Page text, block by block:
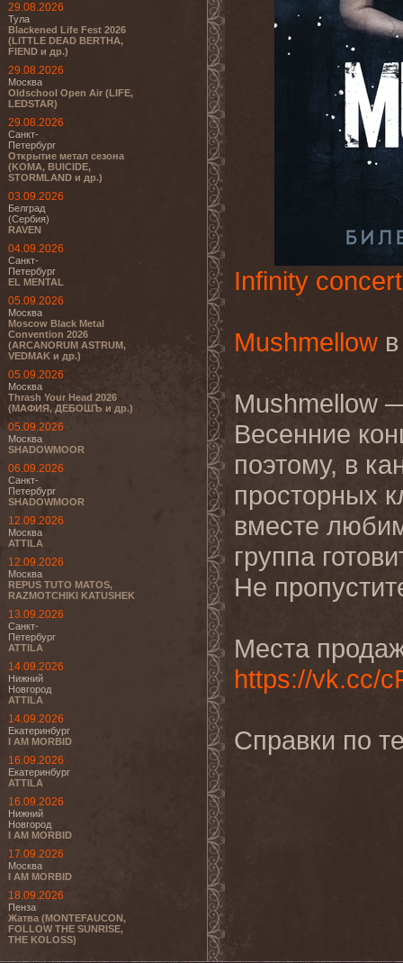
29.08.2026
Тула
Blackened Life Fest 2026
(LITTLE DEAD BERTHA,
FIEND и др.)
29.08.2026
Москва
Oldschool Open Air (LIFE,
LEDSTAR)
29.08.2026
Санкт-
Петербург
Открытие метал сезона
(KOMA, BUICIDE,
STORMLAND и др.)
03.09.2026
Белград
(Сербия)
RAVEN
04.09.2026
Санкт-
Петербург
EL MENTAL
05.09.2026
Москва
Moscow Black Metal
Convention 2026
(ARCANORUM ASTRUM,
VEDMAK и др.)
05.09.2026
Москва
Thrash Your Head 2026
(МАФИЯ, ДЕБОШЪ и др.)
05.09.2026
Москва
SHADOWMOOR
06.09.2026
Санкт-
Петербург
SHADOWMOOR
12.09.2026
Москва
ATTILA
12.09.2026
Москва
REPUS TUTO MATOS,
RAZMOTCHIKI KATUSHEK
13.09.2026
Санкт-
Петербург
ATTILA
14.09.2026
Нижний
Новгород
ATTILA
14.09.2026
Екатеринбург
I AM MORBID
16.09.2026
Екатеринбург
ATTILA
16.09.2026
Нижний
Новгород
I AM MORBID
17.09.2026
Москва
I AM MORBID
18.09.2026
Пенза
Жатва (MONTEFAUCON,
FOLLOW THE SUNRISE,
THE KOLOSS)
Infinity concert
Mushmellow
Mushmellow
Весенние
поэтому, в
просторных
вместе
группа
Не
Места
https://vk.cc/
Справки по